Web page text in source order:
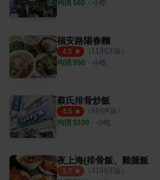
均消 $60 ・ 小吃
福安路陽春麵
4.5 （ 11則評論）
均消 $50 ・ 小吃
蔡氏排骨炒飯
4.5 （ 9則評論）
均消 $100 ・ 小吃
夜上海(排骨飯、雞腿飯
3.7 （ 31則評論）